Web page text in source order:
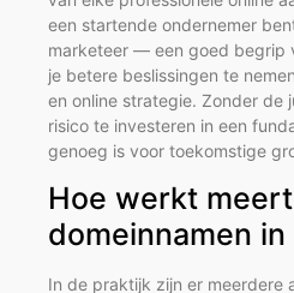
een startende ondernemer
marketeer — een goed begrip
je betere beslissingen te
en online strategie. Zonder de
risico te investeren in een
genoeg is voor toekomstige
Hoe werkt
domeinnamen
In de praktijk zijn er meerdere